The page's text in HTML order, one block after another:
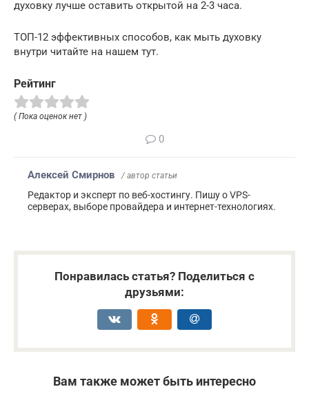
духовку лучше оставить открытой на 2-3 часа.
ТОП-12 эффективных способов, как мыть духовку
внутри читайте на нашем тут.
Рейтинг
( Пока оценок нет )
0
Алексей Смирнов / автор статьи
Редактор и эксперт по веб-хостингу. Пишу о VPS-
серверах, выборе провайдера и интернет-технологиях.
Понравилась статья? Поделиться с
друзьями:
Вам также может быть интересно